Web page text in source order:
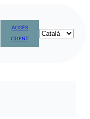
ACCÉS
CLIENT